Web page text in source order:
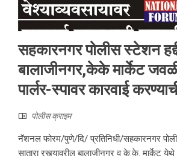
सहकारनगर पोलीस स्टेशन
बालाजीनगर,केके मार्केट
पार्लर-स्पावर कारवाई
पोलीस क्राइम
नॅशनल फोरम/पुणे/दि/ प्रतिनिधी/सहकारनगर
सातारा रस्त्यावरील बालाजीनगर व के.के. मार्केट